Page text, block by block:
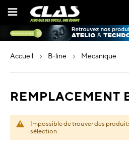
accueil b-line mecanique
REMPLACEMENT
Impossible de trouver des
sélection.